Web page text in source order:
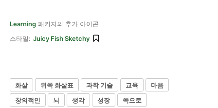
Learning 패키지의 추가 아이콘
스타일: Juicy Fish Sketchy
화살 위쪽 화살표 과학 기술 교육
마음
창의적인
뇌 생각 성장 쪽으로